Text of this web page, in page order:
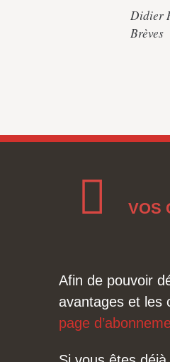
Didier
Brèves
VOS
Afin de pouvoir
avantages et les
page